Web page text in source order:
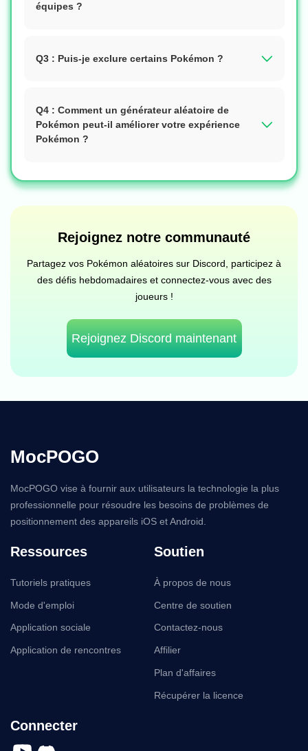
équipes ?
Q3 : Puis-je exclure certains Pokémon ?
Q4 : Comment un générateur aléatoire de
Pokémon peut-il améliorer votre expérience
Pokémon ?
Rejoignez notre communauté
Partagez vos Pokémon aléatoires sur Discord, participez à
des défis hebdomadaires et connectez-vous avec des
joueurs !
Rejoignez Discord maintenant
MocPOGO
MocPOGO vise à fournir aux utilisateurs la technologie la plus
professionnelle pour résoudre les besoins de problèmes de
positionnement des appareils iOS et Android.
Ressources
Tutoriels pratiques
Mode d'emploi
Application sociale
Application de rencontres
Soutien
À propos de nous
Centre de soutien
Contactez-nous
Affilier
Plan d'affaires
Récupérer la licence
Connecter